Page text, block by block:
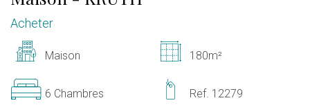
Acheter
Maison 180m²
6 Chambres Ref. 12279